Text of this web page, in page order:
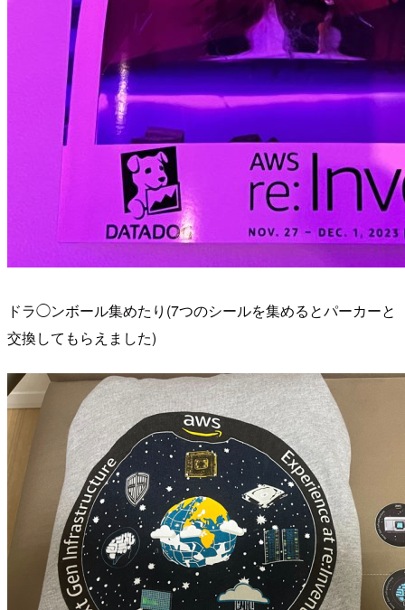
ドラ◯ンボール集めたり(7つのシールを集めるとパーカーと
交換してもらえました)